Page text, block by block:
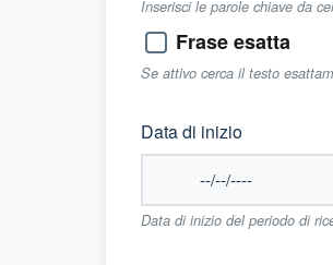
Inserisci le parole chiave da
Frase esatta
Se attivo cerca il testo
Data di inizio
Data di inizio del periodo di